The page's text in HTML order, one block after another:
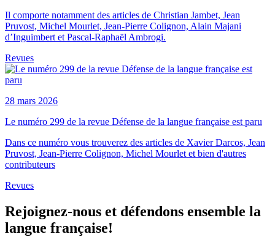
Il comporte notamment des articles de Christian Jambet, Jean
Pruvost, Michel Mourlet, Jean-Pierre Colignon, Alain Majani
d’Inguimbert et Pascal-Raphaël Ambrogi.
Revues
28 mars 2026
Le numéro 299 de la revue Défense de la langue française est paru
Dans ce numéro vous trouverez des articles de Xavier Darcos, Jean
Pruvost, Jean-Pierre Colignon, Michel Mourlet et bien d'autres
contributeurs
Revues
Rejoignez-nous et défendons ensemble la
langue française!